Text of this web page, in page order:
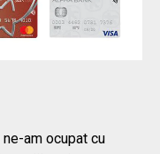
am ocupat cu